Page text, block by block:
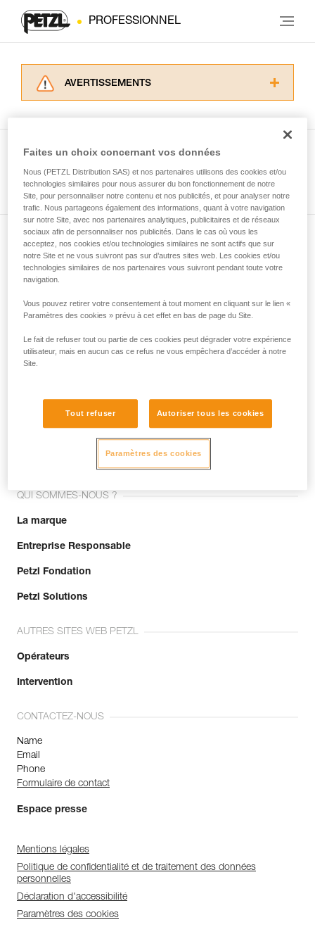
PROFESSIONNEL
AVERTISSEMENTS
informations de la notice technique pour
d’informations.
Maîtriser ces techniques nécessite une
formation et un entraînement spécifique. Validez
avec un professionnel votre capacité à refaire
la manipulation, seul, en toute sécurité, avant
de la reproduire en autonomie.
Nous donnons des exemples de techniques
Voir tous les conseils
Abonnez-vous à la newsletter
et restez connecté à notre actualité
Email *
Rejoignez la communauté !
QUI SOMMES-NOUS ?
La marque
Entreprise Responsable
Petzl Fondation
Petzl Solutions
AUTRES SITES WEB PETZL
Opérateurs
Intervention
CONTACTEZ-NOUS
Name
Email
Phone
Formulaire de contact
Espace presse
Mentions légales
Politique de confidentialité et de traitement des données
personnelles
Déclaration d'accessibilité
Paramètres des cookies
Faites un choix concernant vos données
Nous (PETZL Distribution SAS) et nos partenaires utilisons des cookies et/ou
technologies similaires pour nous assurer du bon fonctionnement de notre
Site, pour personnaliser notre contenu et nos publicités, et pour analyser notre
trafic. Nous partageons également des informations, quant à votre navigation
sur notre Site, avec nos partenaires analytiques, publicitaires et de réseaux
sociaux afin de personnaliser nos publicités. Dans le cas où vous les
acceptez, nos cookies et/ou technologies similaires ne sont actifs que sur
notre Site et ne vous suivront pas sur d’autres sites web. Les cookies et/ou
technologies similaires de nos partenaires vous suivront pendant toute votre
navigation.
Vous pouvez retirer votre consentement à tout moment en cliquant sur le lien «
Paramètres des cookies » prévu à cet effet en bas de page du Site.
Le fait de refuser tout ou partie de ces cookies peut dégrader votre expérience
utilisateur, mais en aucun cas ce refus ne vous empêchera d’accéder à notre
Site.
Tout refuser Autoriser tous les cookies
Paramètres des cookies